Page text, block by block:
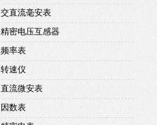
交直流毫安表
精密电压互感器
频率表
转速仪
直流微安表
因数表